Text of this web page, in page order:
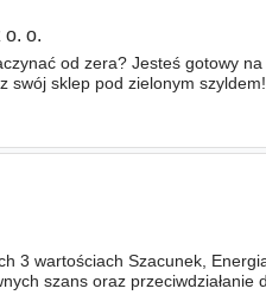
o. o.
od zera? Jesteś gotowy na
sklep pod zielonym
3 wartościach Szacunek,
szans oraz przeciwdziałanie